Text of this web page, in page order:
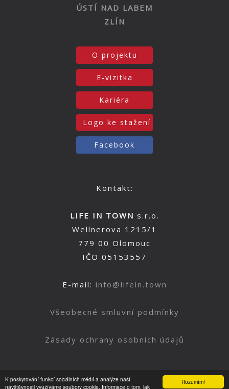
Rozumím!
K poskytování funkcí sociálních médií a analýze naší
návštěvnosti využíváme soubory cookie. Informace o tom, jak
ÚSTÍ NAD LABEM
ZLÍN
O projektu
E-vizitka
Kariéra
Logo ke stažení
Facebook
Kontakt:
LIFE IN TOWN s.r.o.
Wellnerova 1215/1
779 00 Olomouc
IČO 05153557
E-mail: info@lifein.town
Všeobecné smluvní podmínky
Zásady ochrany osobních údajů